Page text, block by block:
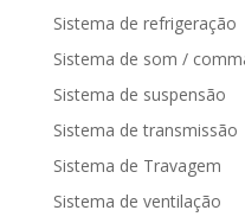
Sistema de refrigeração
Sistema de som /
Sistema de suspensão
Sistema de transmissão
Sistema de Travagem
Sistema de ventilação